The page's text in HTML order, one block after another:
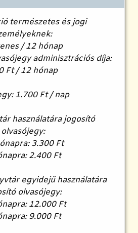
természetes és jogi
/ 12 hónap
adminisztrációs díja:
Ft / 12 hónap
1.700 Ft / nap
használatára jogosító
olvasójegy:
3.300 Ft
2.400 Ft
egyidejű használatára
olvasójegy:
12.000 Ft
9.000 Ft